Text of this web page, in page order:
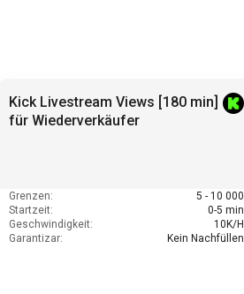
Kick Livestream Views [180 min]
für Wiederverkäufer
Grenzen:
5 - 10 000
Startzeit:
0-5 min
Geschwindigkeit:
10K/H
Garantizar:
Kein Nachfüllen